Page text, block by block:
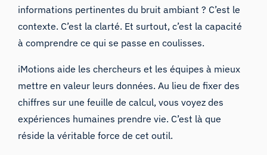
informations pertinentes du bruit ambiant ? C’est le
contexte. C’est la clarté. Et surtout, c’est la capacité
à comprendre ce qui se passe en coulisses.
iMotions aide les chercheurs et les équipes à mieux
mettre en valeur leurs données. Au lieu de fixer des
chiffres sur une feuille de calcul, vous voyez des
expériences humaines prendre vie. C’est là que
réside la véritable force de cet outil.